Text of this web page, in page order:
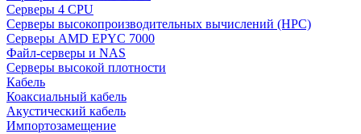
Серверы 4 CPU
Серверы высокопроизводительных вычислений (HPC)
Серверы AMD EPYC 7000
Файл-серверы и NAS
Серверы высокой плотности
Кабель
Коаксиальный кабель
Акустический кабель
Импортозамещение